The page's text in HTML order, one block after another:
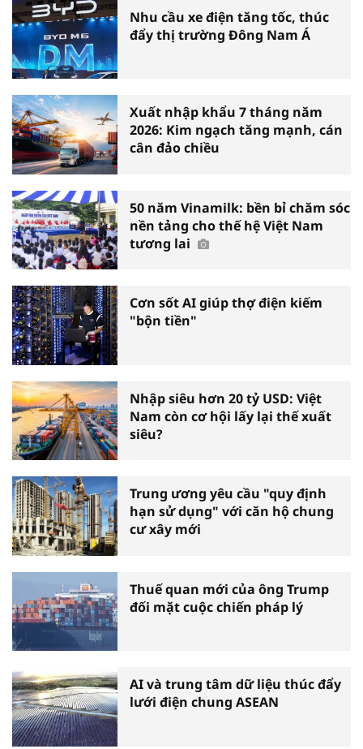
Nhu cầu xe điện tăng tốc, thúc
đẩy thị trường Đông Nam Á
Xuất nhập khẩu 7 tháng năm
2026: Kim ngạch tăng mạnh, cán
cân đảo chiều
50 năm Vinamilk: bền bỉ chăm sóc
nền tảng cho thế hệ Việt Nam
tương lai
Cơn sốt AI giúp thợ điện kiếm
"bộn tiền"
Nhập siêu hơn 20 tỷ USD: Việt
Nam còn cơ hội lấy lại thế xuất
siêu?
Trung ương yêu cầu "quy định
hạn sử dụng" với căn hộ chung
cư xây mới
Thuế quan mới của ông Trump
đối mặt cuộc chiến pháp lý
AI và trung tâm dữ liệu thúc đẩy
lưới điện chung ASEAN